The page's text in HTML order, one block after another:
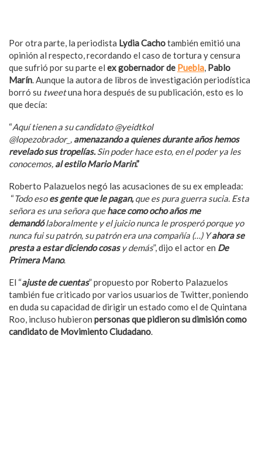
Por otra parte, la periodista Lydia Cachotambién emitió una
opinión al respecto, recordando el caso de tortura y censura
que sufrió por su parte el ex gobernador de Puebla, Pablo
Marín. Aunque la autora de libros de investigación periodística
borró su tweetuna hora después de su publicación, esto es lo
que decía:
“Aquí tienen a su candidato @yeidtkol
@lopezobrador_, amenazando a quienes durante años hemos
revelado sus tropelías.Sin poder hace esto, en el poder ya les
conocemos, al estilo Mario Marin.”
Roberto Palazuelos negó las acusaciones de su ex empleada:
“Todo esoes gente que le pagan,que es pura guerra sucia. Esta
señora es una señora quehace como ocho años me
demandólaboralmente y el juicio nunca le prosperó porque yo
nunca fui su patrón, su patrón era una compañía (…) Yahora se
presta a estar diciendo cosasy demás”, dijo el actor en De
Primera Mano.
El “ajuste de cuentas” propuesto por Roberto Palazuelos
también fue criticado por varios usuarios de Twitter, poniendo
en duda su capacidad de dirigir un estado como el de Quintana
Roo, incluso hubieron personas que pidieron su dimisión como
candidato de Movimiento Ciudadano.